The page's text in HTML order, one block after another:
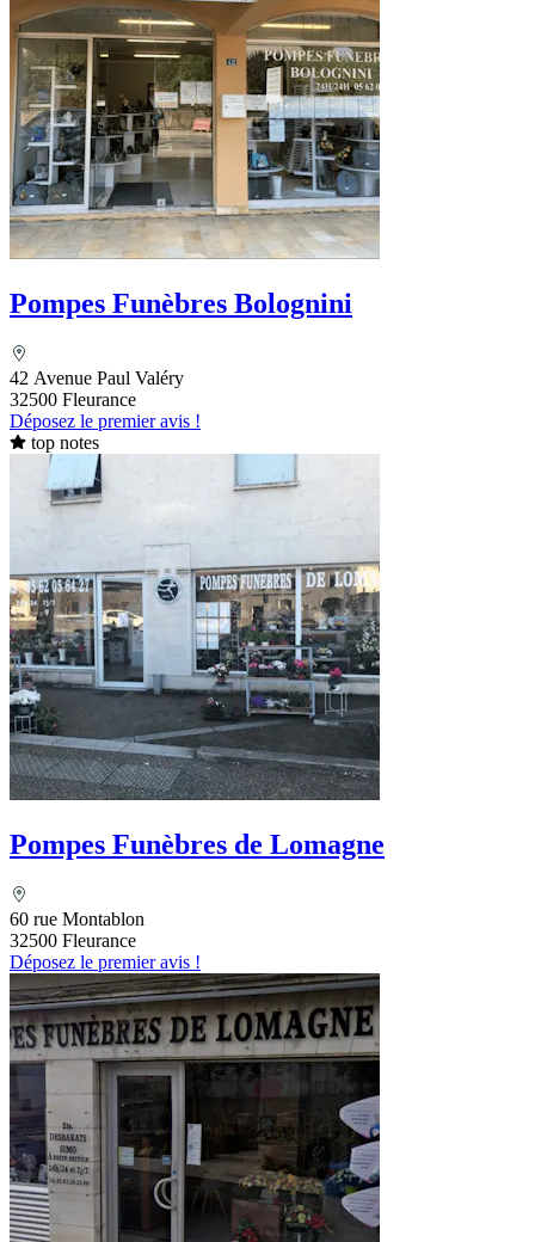
Pompes Funèbres Bolognini
42 Avenue Paul Valéry
32500 Fleurance
Déposez le premier avis !
top notes
Pompes Funèbres de Lomagne
60 rue Montablon
32500 Fleurance
Déposez le premier avis !